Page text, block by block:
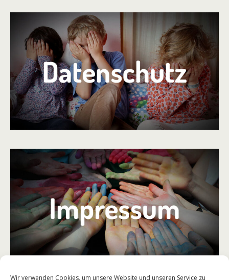
Wir verwenden Cookies, um unsere Website und unseren Service zu